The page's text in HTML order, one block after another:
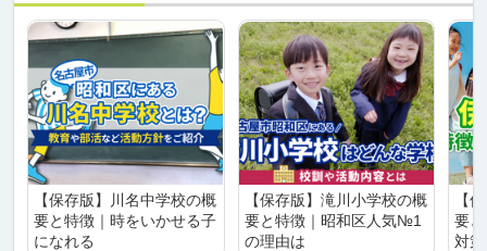
【保存版】川名中学校の概
要と特徴｜時をいかせる子
になれる
【保存版】滝川小学校の概
要と特徴｜昭和区人気№1
の理由は
【
要
対